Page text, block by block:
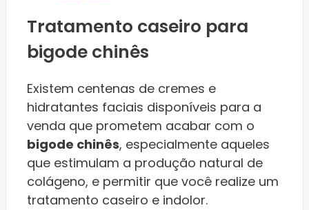
Tratamento caseiro para
bigode chinês
Existem centenas de cremes e
hidratantes faciais disponíveis para a
venda que prometem acabar com o
bigode chinês, especialmente aqueles
que estimulam a produção natural de
colágeno, e permitir que você realize um
tratamento caseiro e indolor.